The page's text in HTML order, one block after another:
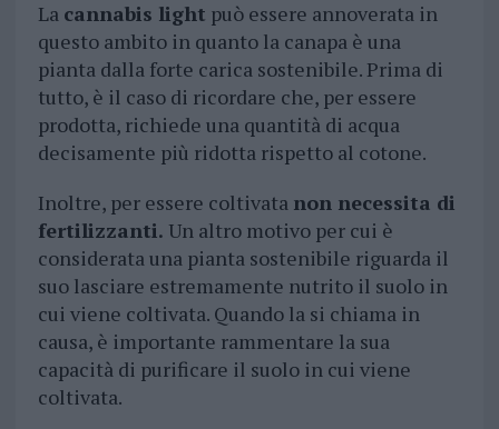
La cannabis light può essere annoverata in
questo ambito in quanto la canapa è una
pianta dalla forte carica sostenibile. Prima di
tutto, è il caso di ricordare che, per essere
prodotta, richiede una quantità di acqua
decisamente più ridotta rispetto al cotone.
Inoltre, per essere coltivata non necessita di
fertilizzanti. Un altro motivo per cui è
considerata una pianta sostenibile riguarda il
suo lasciare estremamente nutrito il suolo in
cui viene coltivata. Quando la si chiama in
causa, è importante rammentare la sua
capacità di purificare il suolo in cui viene
coltivata.